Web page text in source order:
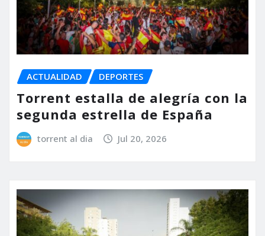
ACTUALIDAD DEPORTES
Torrent estalla de alegría con la
segunda estrella de España
torrent al dia Jul 20, 2026